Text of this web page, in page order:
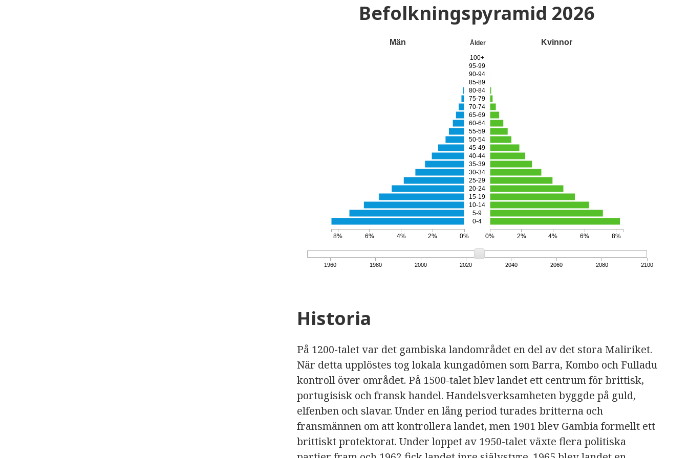
Befolkningspyramid 2026
Män Ålder
0-4
5-9
10-14
15-19
20-24
25-29
30-34
35-39
40-44
45-49
50-54
55-59
60-64
65-69
70-74
75-79
80-84
85-89
90-94
95-99
100+
Kvinnor
0%
2%
4%
6%
8% 0% 2% 4% 6% 8%
1960 1980 2000 2020 2040 2060 2080 2100
Historia
På 1200-talet var det gambiska landområdet en del av det stora Maliriket.
När detta upplöstes tog lokala kungadömen som Barra, Kombo och Fulladu
kontroll över området. På 1500-talet blev landet ett centrum för brittisk,
portugisisk och fransk handel. Handelsverksamheten byggde på guld,
elfenben och slavar. Under en lång period turades britterna och
fransmännen om att kontrollera landet, men 1901 blev Gambia formellt ett
brittiskt protektorat. Under loppet av 1950-talet växte flera politiska